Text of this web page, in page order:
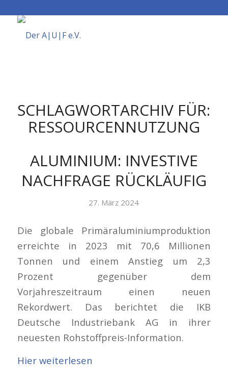
SCHLAGWORTARCHIV FÜR:
RESSOURCENNUTZUNG
ALUMINIUM: INVESTIVE
NACHFRAGE RÜCKLÄUFIG
27. März 2024
Die globale Primäraluminiumproduktion
erreichte in 2023 mit 70,6 Millionen
Tonnen und einem Anstieg um 2,3
Prozent gegenüber dem
Vorjahreszeitraum einen neuen
Rekordwert. Das berichtet die IKB
Deutsche Industriebank AG in ihrer
neuesten Rohstoffpreis-Information.
Hier weiterlesen